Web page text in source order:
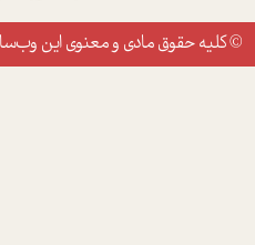
© کلیه حقوق مادی و معنوی این